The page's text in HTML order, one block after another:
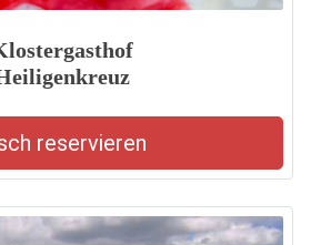
reservieren